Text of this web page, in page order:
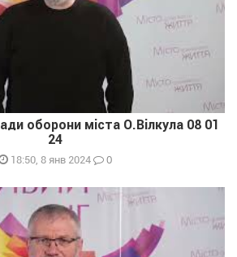
оборони міста О.Вілкула 08 01
24
18:50, 8 янв 2024 0